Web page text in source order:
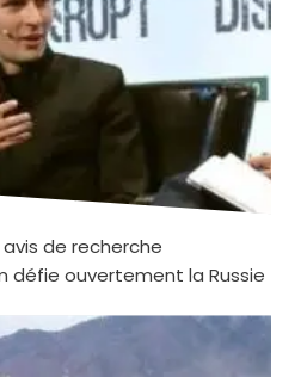
avis de recherche
défie ouvertement la Russie